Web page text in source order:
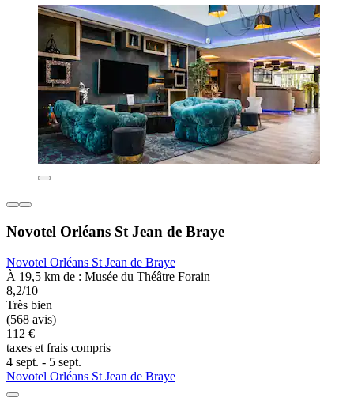
Novotel Orléans St Jean de Braye
Novotel Orléans St Jean de Braye
À 19,5 km de : Musée du Théâtre Forain
8,2/10
Très bien
(568 avis)
112 €
taxes et frais compris
4 sept. - 5 sept.
Novotel Orléans St Jean de Braye